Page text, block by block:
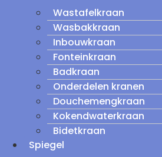
Wastafelkraan
Wasbakkraan
Inbouwkraan
Fonteinkraan
Badkraan
Onderdelen kranen
Douchemengkraan
Kokendwaterkraan
Bidetkraan
Spiegel